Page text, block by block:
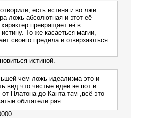
есть истина и во лжи
ложь абсолютная и этот её
превращает её в
То же касаеться магии,
своего предела и отверзаються
истиной.
чем ложь идеализма это и
вид что чистые идеи не пот и
от Платона до Канта там ,всё это
обитатели рая.